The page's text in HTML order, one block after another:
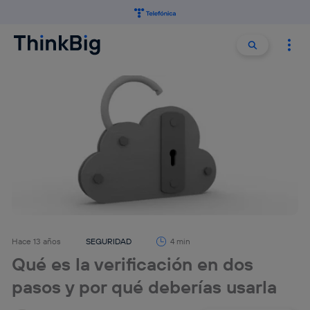
Buscar
Hace 13 años SEGURIDAD 4 min
Qué es la verificación en dos
pasos y por qué deberías usarla